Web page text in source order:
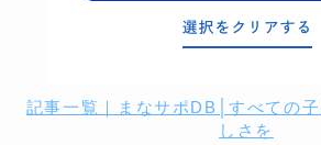
記事一覧｜まなサポDB│すべての
しさを